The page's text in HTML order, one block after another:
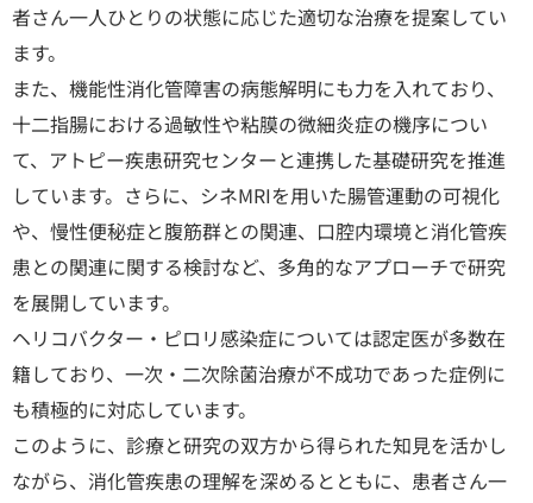
者さん一人ひとりの状態に応じた適切な治療を提案してい
ます。
また、機能性消化管障害の病態解明にも力を入れており、
十二指腸における過敏性や粘膜の微細炎症の機序につい
て、アトピー疾患研究センターと連携した基礎研究を推進
しています。さらに、シネMRIを用いた腸管運動の可視化
や、慢性便秘症と腹筋群との関連、口腔内環境と消化管疾
患との関連に関する検討など、多角的なアプローチで研究
を展開しています。
ヘリコバクター・ピロリ感染症については認定医が多数在
籍しており、一次・二次除菌治療が不成功であった症例に
も積極的に対応しています。
このように、診療と研究の双方から得られた知見を活かし
ながら、消化管疾患の理解を深めるとともに、患者さん一